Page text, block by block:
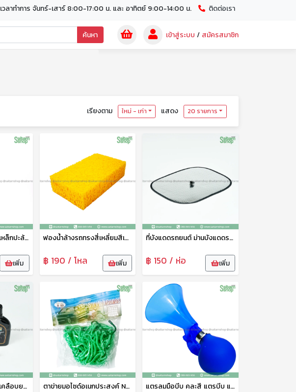
เวลาทำการ จันทร์-เสาร์ 8:00-17:00 น. และ อาทิตย์ 9:00-14:00 น. ติดต่อเรา
ค้นหา เข้าสู่ระบบ / สมัครสมาชิก
เรียงตาม ใหม่ - เก่า แสดง 20 รายการ
เหล็กงัดยาง ที่งัดล้อ เหล็กปะล้อรถ เหล็กงัดล้อรถ
เพิ่ม
ฟองน้ำล้างรถทรงสี่เหลี่ยมสีเหลือง No.11-97 ฟองน้ำหนา ไม่ยุ่ยอละใช้ได้นาน
฿ 190 / โหล เพิ่ม
ที่บังแดดรถยนต์ ม่านบังแดดรถยนต์ ป้องกันแสง UV พับเก็บได้
฿ 150 / ห่อ เพิ่ม
น้ำยาเคลือบล้อ น้ำยาเคลือบยางยนต์ น้ำยาขัดล้อรถ No.7-1 ตาข่ายมอไซด์อเนกประสงค์ No.01007 ยืดหยุ่นดี ไม่ขาดง่าย ใช้ได้หลายประเภท แตรลมมือบีบ คละสี แตรบีบ แตรลม แตรขายของ แตรจักรยานเด็ก แตรพลาสติกเนื้อดี ทนทาน